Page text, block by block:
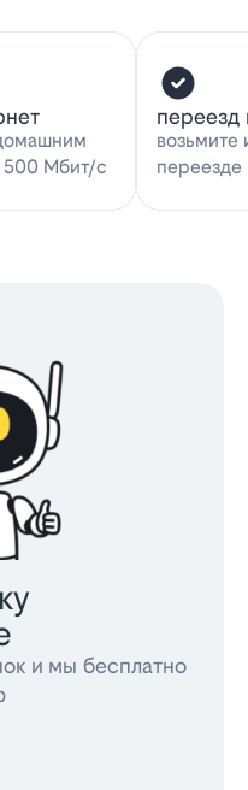
500 Мбит/с
переезд
возьмите
переезде
и мы бесплатно